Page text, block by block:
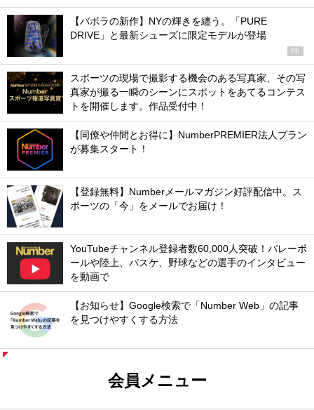
【バボラの新作】NYの輝きを纏う。「PURE
DRIVE」と最新シューズに限定モデルが登場
PR
スポーツの現場で撮影する機会のある写真家、その写
真家が撮る一瞬のシーンにスポットをあてるコンテス
トを開催します。作品受付中！
【同僚や仲間とお得に】NumberPREMIER法人プラン
が募集スタート！
【登録無料】Numberメールマガジン好評配信中。ス
ポーツの「今」をメールでお届け！
YouTubeチャンネル登録者数60,000人突破！バレーボ
ールや陸上、バスケ、野球などの選手のインタビュー
を動画で
【お知らせ】Google検索で「Number Web」の記事
を見つけやすくする方法
会員メニュー